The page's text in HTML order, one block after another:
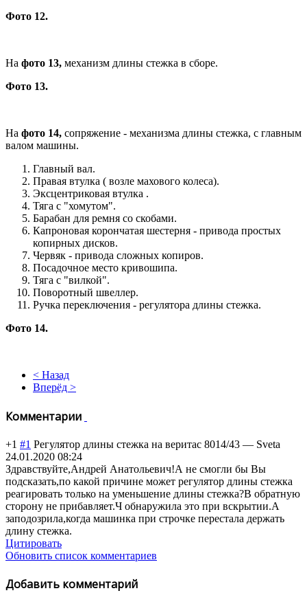
Фото 12.
На фото 13, механизм длины стежка в сборе.
Фото 13.
На фото 14, сопряжение - механизма длины стежка, с главным
валом машины.
Главный вал.
Правая втулка ( возле махового колеса).
Эксцентриковая втулка .
Тяга с "хомутом".
Барабан для ремня со скобами.
Капроновая корончатая шестерня - привода простых
копирных дисков.
Червяк - привода сложных копиров.
Посадочное место кривошипа.
Тяга с "вилкой".
Поворотный швеллер.
Ручка переключения - регулятора длины стежка.
Фото 14.
< Назад
Вперёд >
Комментарии
+1 #1 Регулятор длины стежка на веритас 8014/43 — Sveta
24.01.2020 08:24
Здравствуйте,Андрей Анатольевич!А не смогли бы Вы
подсказать,по какой причине может регулятор длины стежка
реагировать только на уменьшение длины стежка?В обратную
сторону не прибавляет.Ч обнаружила это при вскрытии.А
заподозрила,когда машинка при строчке перестала держать
длину стежка.
Цитировать
Обновить список комментариев
Добавить комментарий